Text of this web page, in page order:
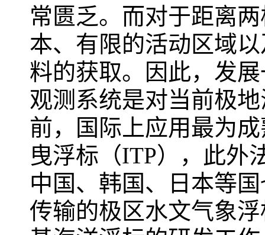
常匮乏。而对于距离
本、有限的活动区域
料的获取。因此，发
观测系统是对当前极
前，国际上应用最为
曳浮标（ITP），此外
中国、韩国、日本等
传输的极区水文气象